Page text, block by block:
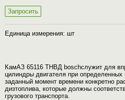
Запросить
Единица измерения: шт
КамАЗ 65116 ТНВД boschслужит для
цилиндры двигателя при определенных
заданный момент времени конкретно
дизтоплива, которые должны
грузового транспорта.